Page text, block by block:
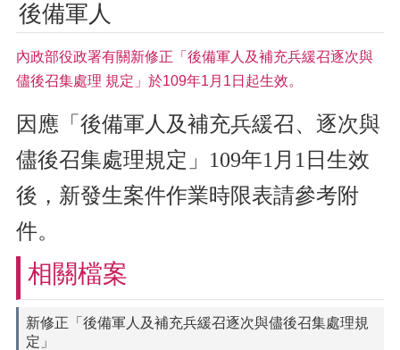
後備軍人
內政部役政署有關新修正「後備軍人及補充兵緩召逐次與
儘後召集處理 規定」於109年1月1日起生效。
因應「後備軍人及補充兵緩召、逐次與
儘後召集處理規定」 109年1 月 1 日生效
後，新發生案件作業時限表請參考附
件。
相關檔案
新修正「後備軍人及補充兵緩召逐次與儘後召集處理規
定」